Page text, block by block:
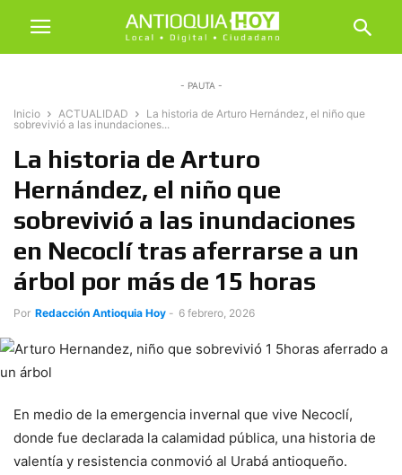
- PAUTA -
Inicio ACTUALIDAD
La historia de Arturo Hernández, el niño que
sobrevivió a las inundaciones...
La historia de Arturo
Hernández, el niño que
sobrevivió a las inundaciones
en Necoclí tras aferrarse a un
árbol por más de 15 horas
Por Redacción Antioquia Hoy - 6 febrero, 2026
En medio de la emergencia invernal que vive Necoclí,
donde fue declarada la calamidad pública, una historia de
valentía y resistencia conmovió al Urabá antioqueño.